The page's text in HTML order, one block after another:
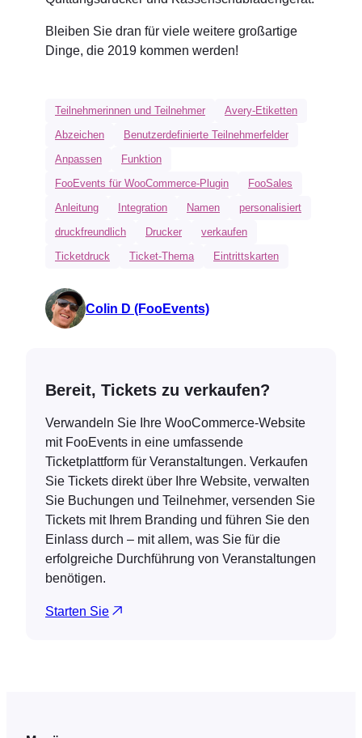
Bleiben Sie dran für viele weitere großartige
Dinge, die 2019 kommen werden!
Teilnehmerinnen und Teilnehmer
Avery-Etiketten
Abzeichen
Benutzerdefinierte Teilnehmerfelder
Anpassen
Funktion
FooEvents für WooCommerce-Plugin
FooSales
Anleitung
Integration Namen
personalisiert
druckfreundlich
Drucker
verkaufen
Ticketdruck
Ticket-Thema Eintrittskarten
Colin D (FooEvents)
Bereit, Tickets zu verkaufen?
Verwandeln Sie Ihre WooCommerce-Website
mit FooEvents in eine umfassende
Ticketplattform für Veranstaltungen. Verkaufen
Sie Tickets direkt über Ihre Website, verwalten
Sie Buchungen und Teilnehmer, versenden Sie
Tickets mit Ihrem Branding und führen Sie den
Einlass durch – mit allem, was Sie für die
erfolgreiche Durchführung von Veranstaltungen
benötigen.
Starten Sie